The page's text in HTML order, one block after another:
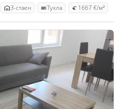
3-стаен Тухла 1667 €/м²